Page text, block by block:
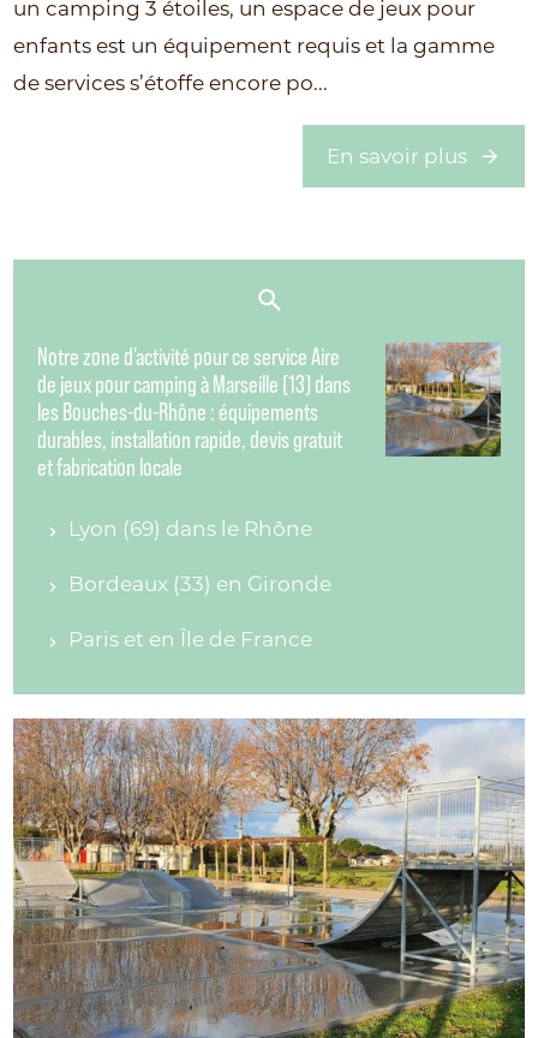
un camping 3 étoiles, un espace de jeux pour
enfants est un équipement requis et la gamme
de services s’étoffe encore po...
En savoir plus
Notre zone d'activité pour ce service Aire
de jeux pour camping à Marseille (13) dans
les Bouches-du-Rhône : équipements
durables, installation rapide, devis gratuit
et fabrication locale
Lyon (69) dans le Rhône
Bordeaux (33) en Gironde
Paris et en Île de France